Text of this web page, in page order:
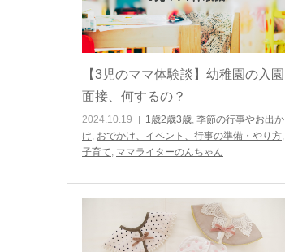
【3児のママ体験談】幼稚園の入園
面接、何するの？
2024.10.19 1歳2歳3歳, 季節の行事やお出か
け, おでかけ、イベント、行事の準備・やり方,
子育て, ママライターのんちゃん